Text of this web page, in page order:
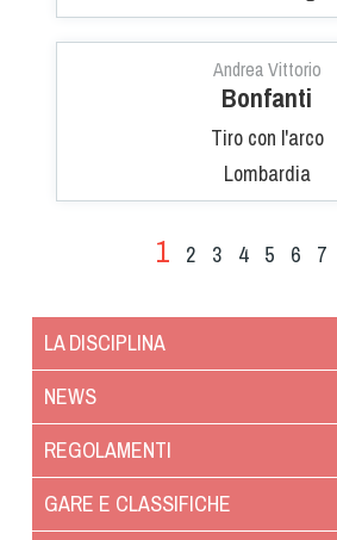
Andrea Vittorio
Bonfanti
Tiro con l'arco
Lombardia
1 2 3 4 5 6 7
LA DISCIPLINA
NEWS
REGOLAMENTI
GARE E CLASSIFICHE